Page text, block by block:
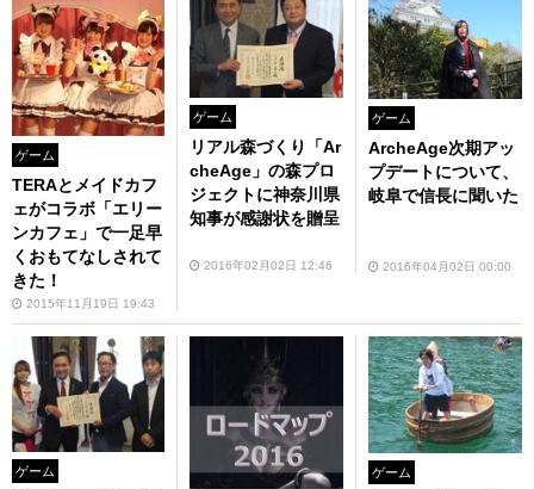
ゲーム
TERAとメイドカフ
ェがコラボ「エリー
ンカフェ」で一足早
くおもてなしされて
きた！
2015年11月19日 19:43
ゲーム
リアル森づくり「Ar
cheAge」の森プロ
ジェクトに神奈川県
知事が感謝状を贈呈
2016年02月02日 12:46
ゲーム
ArcheAge次期アッ
プデートについて、
岐阜で信長に聞いた
2016年04月02日 00:00
ゲーム ゲーム